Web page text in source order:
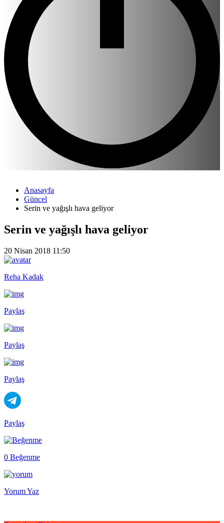
Anasayfa
Güncel
Serin ve yağışlı hava geliyor
Serin ve yağışlı hava geliyor
20 Nisan 2018 11:50
Reha Kadak
Paylaş
Paylaş
Paylaş
Paylaş
0 Beğenme
Yorum Yaz